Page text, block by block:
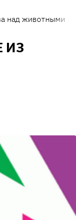
над животными
ИЗ